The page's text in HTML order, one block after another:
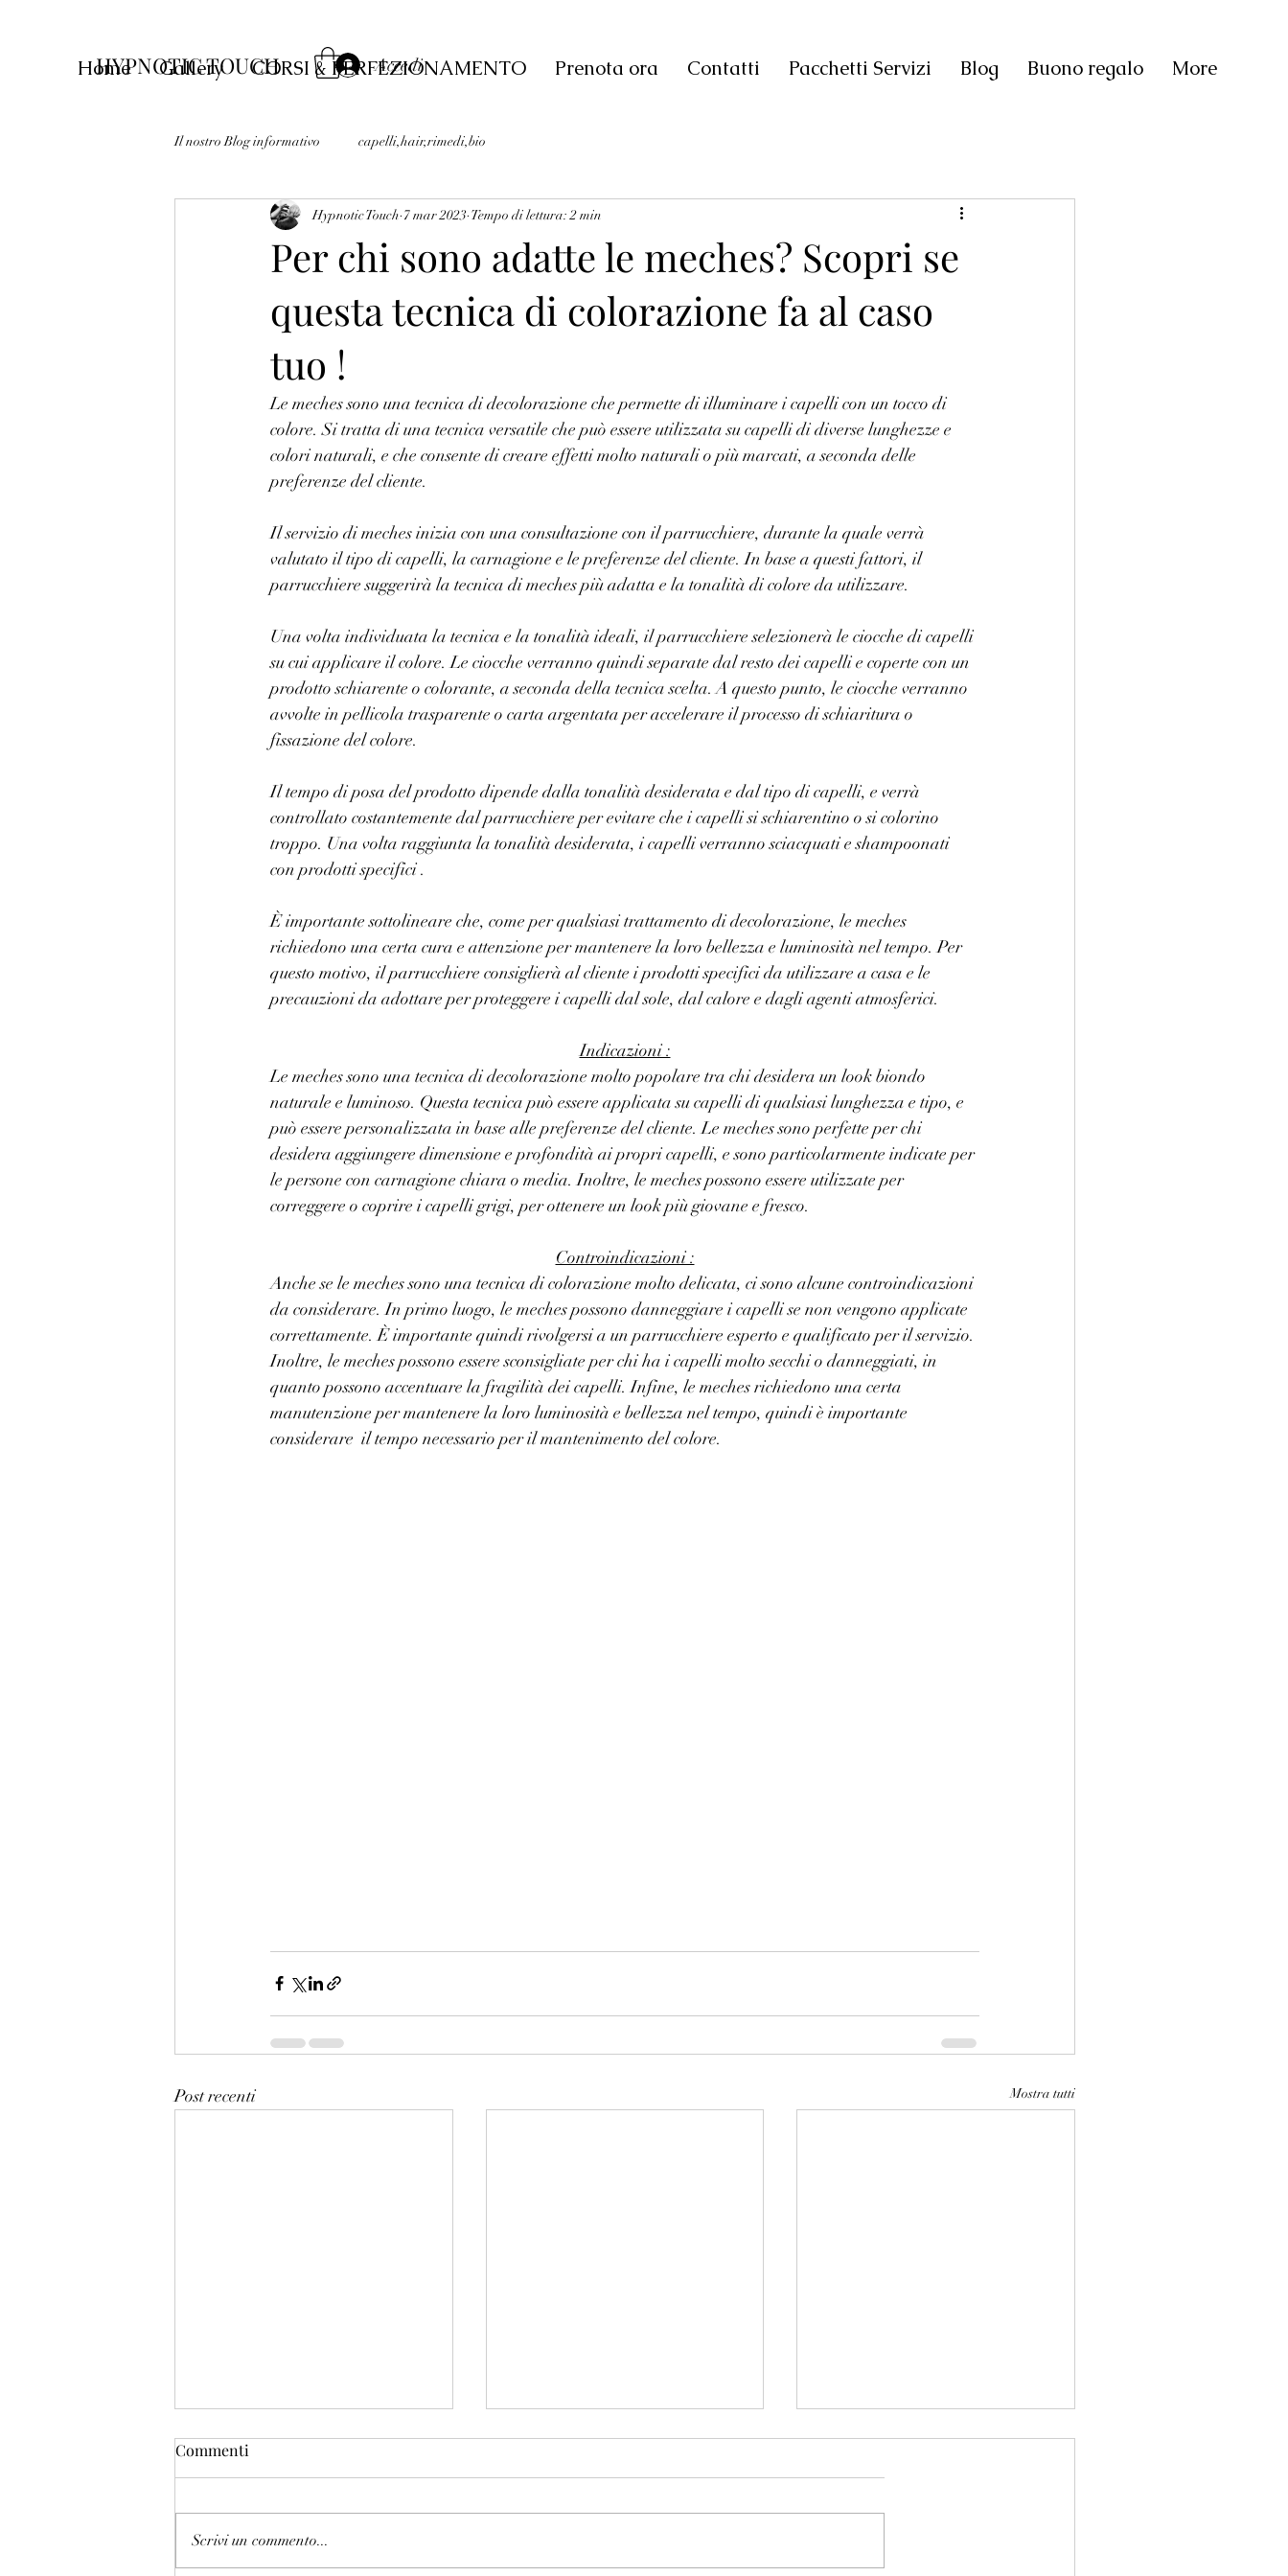
HYPNOTIC TOUCH Accedi
Home Gallery CORSI & PERFEZIONAMENTO Prenota ora Contatti Pacchetti Servizi Blog Buono regalo More
Il nostro Blog informativo capelli,hair,rimedi,bio
Per chi sono adatte le meches? Scopri se
questa tecnica di colorazione fa al caso
tuo !
Hypnotic Touch 7 mar 2023 Tempo di lettura: 2 min
Le meches sono una tecnica di decolorazione che permette di illuminare i capelli con un tocco di
colore. Si tratta di una tecnica versatile che può essere utilizzata su capelli di diverse lunghezze e
colori naturali, e che consente di creare effetti molto naturali o più marcati, a seconda delle
preferenze del cliente.
Il servizio di meches inizia con una consultazione con il parrucchiere, durante la quale verrà
valutato il tipo di capelli, la carnagione e le preferenze del cliente. In base a questi fattori, il
parrucchiere suggerirà la tecnica di meches più adatta e la tonalità di colore da utilizzare.
Una volta individuata la tecnica e la tonalità ideali, il parrucchiere selezionerà le ciocche di capelli
su cui applicare il colore. Le ciocche verranno quindi separate dal resto dei capelli e coperte con un
prodotto schiarente o colorante, a seconda della tecnica scelta. A questo punto, le ciocche verranno
avvolte in pellicola trasparente o carta argentata per accelerare il processo di schiaritura o
fissazione del colore.
Il tempo di posa del prodotto dipende dalla tonalità desiderata e dal tipo di capelli, e verrà
controllato costantemente dal parrucchiere per evitare che i capelli si schiarentino o si colorino
troppo. Una volta raggiunta la tonalità desiderata, i capelli verranno sciacquati e shampoonati
con prodotti specifici .
È importante sottolineare che, come per qualsiasi trattamento di decolorazione, le meches
richiedono una certa cura e attenzione per mantenere la loro bellezza e luminosità nel tempo. Per
questo motivo, il parrucchiere consiglierà al cliente i prodotti specifici da utilizzare a casa e le
precauzioni da adottare per proteggere i capelli dal sole, dal calore e dagli agenti atmosferici.
Indicazioni :
Le meches sono una tecnica di decolorazione molto popolare tra chi desidera un look biondo
naturale e luminoso. Questa tecnica può essere applicata su capelli di qualsiasi lunghezza e tipo, e
può essere personalizzata in base alle preferenze del cliente. Le meches sono perfette per chi
desidera aggiungere dimensione e profondità ai propri capelli, e sono particolarmente indicate per
le persone con carnagione chiara o media. Inoltre, le meches possono essere utilizzate per
correggere o coprire i capelli grigi, per ottenere un look più giovane e fresco.
Controindicazioni :
Anche se le meches sono una tecnica di colorazione molto delicata, ci sono alcune controindicazioni
da considerare. In primo luogo, le meches possono danneggiare i capelli se non vengono applicate
correttamente. È importante quindi rivolgersi a un parrucchiere esperto e qualificato per il servizio.
Inoltre, le meches possono essere sconsigliate per chi ha i capelli molto secchi o danneggiati, in
quanto possono accentuare la fragilità dei capelli. Infine, le meches richiedono una certa
manutenzione per mantenere la loro luminosità e bellezza nel tempo, quindi è importante
considerare  il tempo necessario per il mantenimento del colore.
Post recenti Mostra tutti
Commenti
Scrivi un commento...